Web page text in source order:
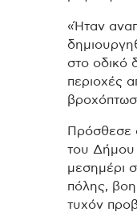
«Ήταν
στο οδικό
περιοχές
Πρόσθεσε
του Δήμου
μεσημέρι
πόλης,
τυχόν